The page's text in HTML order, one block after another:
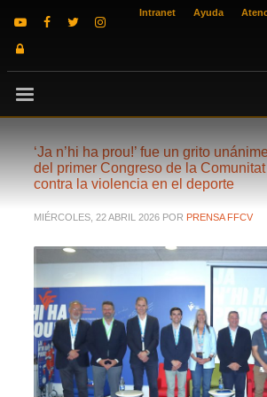
Intranet Ayuda
‘Ja n’hi ha prou!’ fue un grito
del primer Congreso de la
contra la violencia en el deporte
MIÉRCOLES, 22 ABRIL 2026 POR PRENSA FFCV